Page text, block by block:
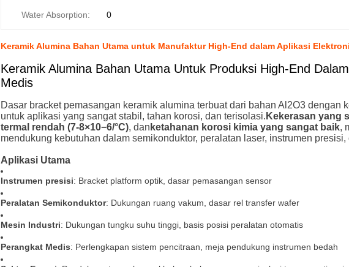
Water Absorption: 0
Keramik Alumina Bahan Utama untuk Manufaktur High-End dalam Aplikasi
Keramik Alumina Bahan Utama Untuk Produksi High-End
Medis
Dasar bracket pemasangan keramik alumina terbuat dari bahan Al2O3 dengan
untuk aplikasi yang sangat stabil, tahan korosi, dan terisolasi. Kekerasan yang
termal rendah (7-8×10−6/°C), dan ketahanan korosi kimia yang sangat baik,
mendukung kebutuhan dalam semikonduktor, peralatan laser, instrumen
Aplikasi Utama
Instrumen presisi: Bracket platform optik, dasar pemasangan sensor
Peralatan Semikonduktor: Dukungan ruang vakum, dasar rel transfer wafer
Mesin Industri: Dukungan tungku suhu tinggi, basis posisi peralatan otomatis
Perangkat Medis: Perlengkapan sistem pencitraan, meja pendukung instrumen bedah